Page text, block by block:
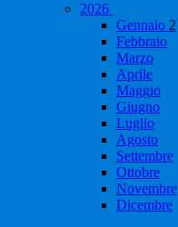
2026
Gennaio 2
Febbraio
Marzo
Aprile
Maggio
Giugno
Luglio
Agosto
Settembre
Ottobre
Novembre
Dicembre